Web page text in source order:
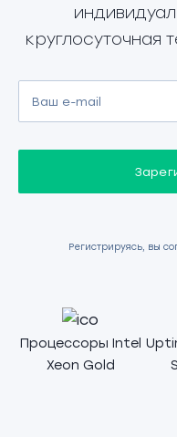
круглосуточная
Регистрируясь, вы
Процессоры Intel
Xeon Gold